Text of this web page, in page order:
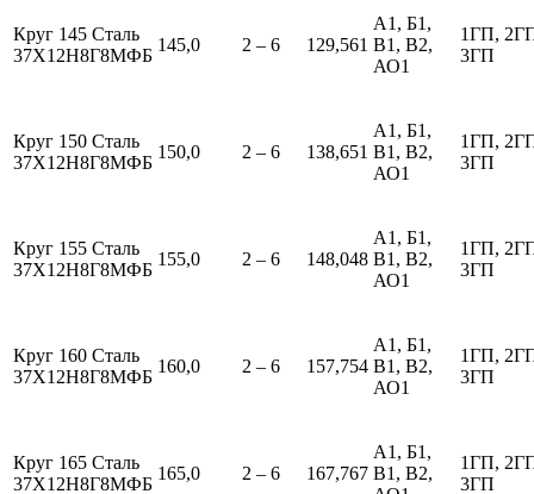
Круг 145 Сталь
37Х12Н8Г8МФБ
145,0 2 – 6 129,561
А1, Б1,
В1, В2,
АО1
1ГП,
3ГП
Круг 150 Сталь
37Х12Н8Г8МФБ
150,0 2 – 6 138,651
А1, Б1,
В1, В2,
АО1
1ГП,
3ГП
Круг 155 Сталь
37Х12Н8Г8МФБ
155,0 2 – 6 148,048
А1, Б1,
В1, В2,
АО1
1ГП,
3ГП
Круг 160 Сталь
37Х12Н8Г8МФБ
160,0 2 – 6 157,754
А1, Б1,
В1, В2,
АО1
1ГП,
3ГП
Круг 165 Сталь
37Х12Н8Г8МФБ
165,0 2 – 6 167,767
А1, Б1,
В1, В2,
1ГП,
3ГП